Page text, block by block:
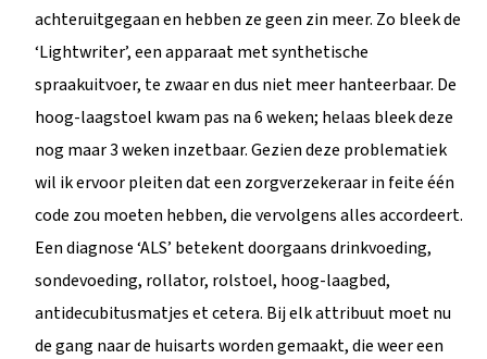
achteruitgegaan en hebben ze geen zin meer. Zo bleek de
‘Lightwriter’, een apparaat met synthetische
spraakuitvoer, te zwaar en dus niet meer hanteerbaar. De
hoog-laagstoel kwam pas na 6 weken; helaas bleek deze
nog maar 3 weken inzetbaar. Gezien deze problematiek
wil ik ervoor pleiten dat een zorgverzekeraar in feite één
code zou moeten hebben, die vervolgens alles accordeert.
Een diagnose ‘ALS’ betekent doorgaans drinkvoeding,
sondevoeding, rollator, rolstoel, hoog-laagbed,
antidecubitusmatjes et cetera. Bij elk attribuut moet nu
de gang naar de huisarts worden gemaakt, die weer een